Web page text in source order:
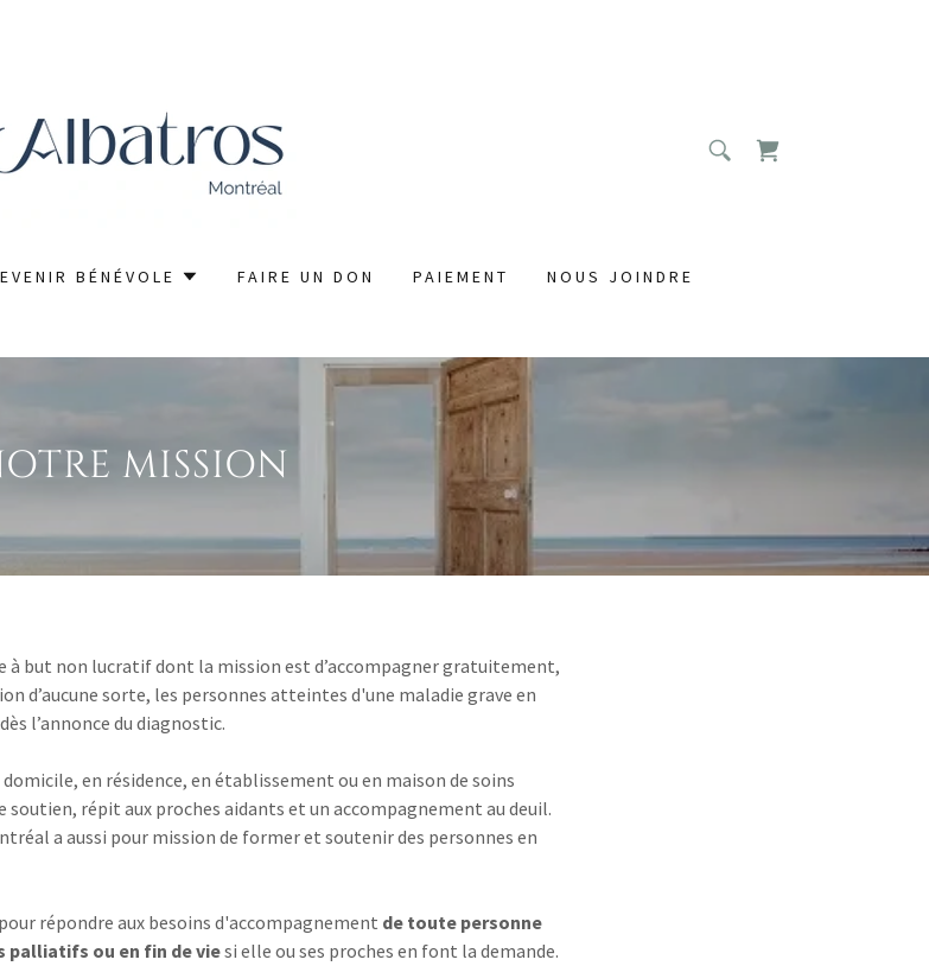
BÉNÉVOLE FAIRE UN DON PAIEMENT NOUS JOINDRE
MISSION
à but non lucratif dont la mission est d’accompagner gratuitement,
d’aucune sorte, les personnes atteintes d'une maladie grave en
l’annonce du diagnostic.
en résidence, en établissement ou en maison de soins
répit aux proches aidants et un accompagnement au deuil.
a aussi pour mission de former et soutenir des personnes en
répondre aux besoins d'accompagnement de toute personne
palliatifs ou en fin de viesi elle ou ses proches en font la demande.